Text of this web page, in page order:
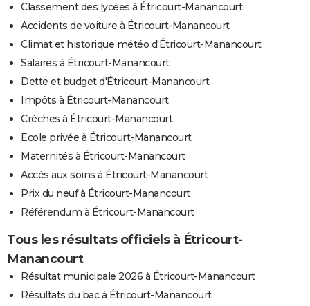
Classement des lycées à Étricourt-Manancourt
Accidents de voiture à Étricourt-Manancourt
Climat et historique météo d'Étricourt-Manancourt
Salaires à Étricourt-Manancourt
Dette et budget d'Étricourt-Manancourt
Impôts à Étricourt-Manancourt
Crèches à Étricourt-Manancourt
Ecole privée à Étricourt-Manancourt
Maternités à Étricourt-Manancourt
Accès aux soins à Étricourt-Manancourt
Prix du neuf à Étricourt-Manancourt
Référendum à Étricourt-Manancourt
Tous les résultats officiels à Étricourt-
Manancourt
Résultat municipale 2026 à Étricourt-Manancourt
Résultats du bac à Étricourt-Manancourt